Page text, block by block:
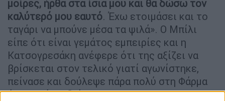
μοίρες, ήρθα στα ίσια μου και θα δώσω τον
καλύτερό μου εαυτό. Έχω ετοιμάσει και το
ταγάρι να μπούνε μέσα τα ψιλά». Ο Μπίλι
είπε ότι είναι γεμάτος εμπειρίες και η
Κατσογρεσάκη ανέφερε ότι της αξίζει να
βρίσκεται στον τελικό γιατί αγωνίστηκε,
πείνασε και δούλεψε πάρα πολύ στη Φάρμα
όλο αυτό το διάστημα.